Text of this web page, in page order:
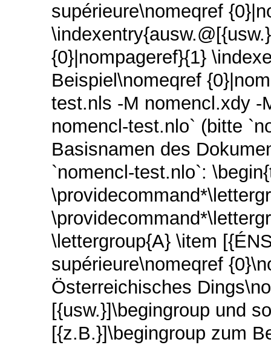
supérieure\nomeqref
{0}|nompageref}{1}
Beispiel\nomeqref
test.nls -M nomencl.xdy -
nomencl-test.nlo` (bitte
Basisnamen des
`nomencl-test.nlo`:
\lettergroup{A} \item
supérieure\nomeqref
Österreichisches
[{usw.}]\begingroup und
[{z.B.}]\begingroup zum